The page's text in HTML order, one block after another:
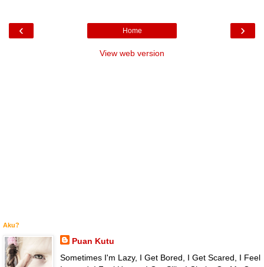
‹ ›
Home
View web version
Aku?
Puan Kutu
Sometimes I'm Lazy, I Get Bored, I Get Scared, I Feel